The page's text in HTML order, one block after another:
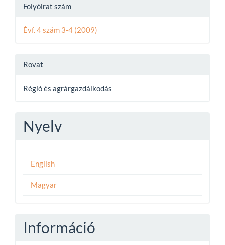
Folyóirat szám
Évf. 4 szám 3-4 (2009)
Rovat
Régió és agrárgazdálkodás
Nyelv
English
Magyar
Információ